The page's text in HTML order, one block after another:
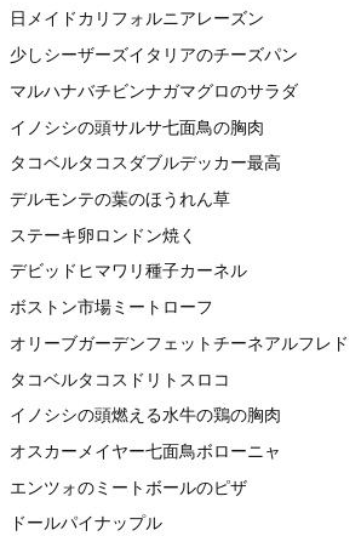
日メイドカリフォルニアレーズン
少しシーザーズイタリアのチーズパン
マルハナバチビンナガマグロのサラダ
イノシシの頭サルサ七面鳥の胸肉
タコベルタコスダブルデッカー最高
デルモンテの葉のほうれん草
ステーキ卵ロンドン焼く
デビッドヒマワリ種子カーネル
ボストン市場ミートローフ
オリーブガーデンフェットチーネアルフレド
タコベルタコスドリトスロコ
イノシシの頭燃える水牛の鶏の胸肉
オスカーメイヤー七面鳥ボローニャ
エンツォのミートボールのピザ
ドールパイナップル